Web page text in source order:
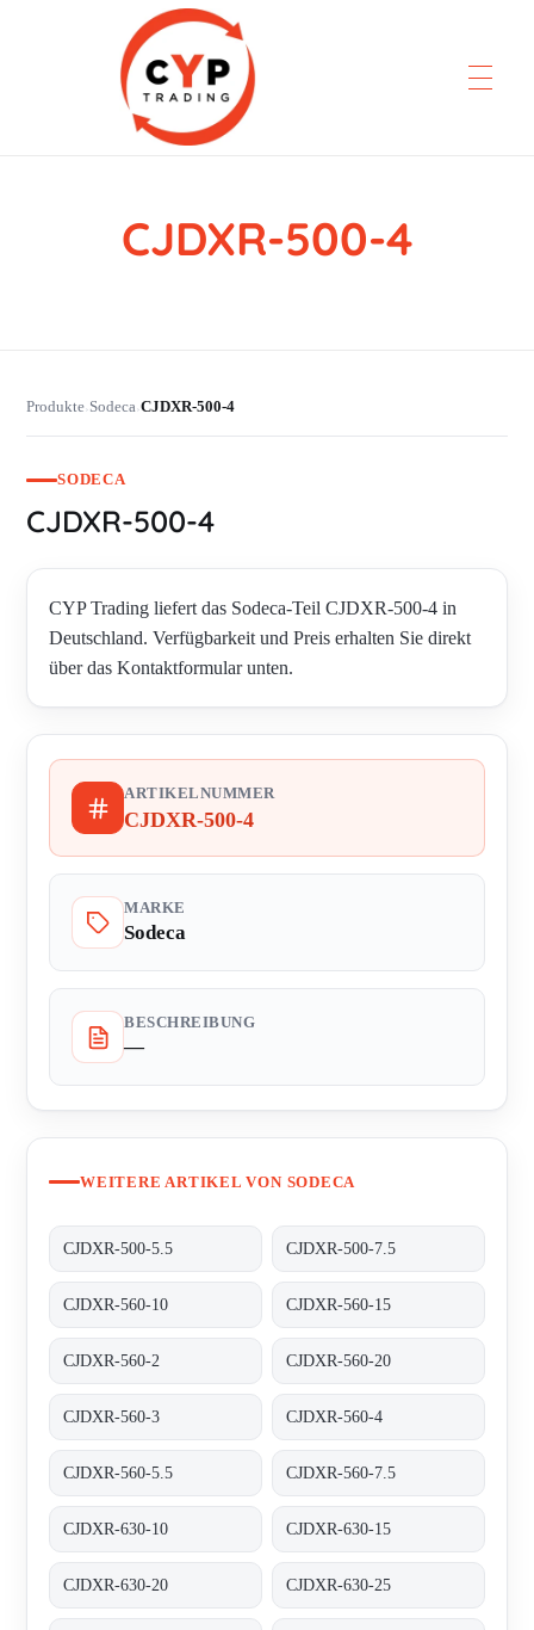
CYP Trading
Professionelle Ersatzteilbeschaffung
CJDXR-500-4
Produkte›Sodeca›CJDXR-500-4
SODECA
CJDXR-500-4
CYP Trading liefert das Sodeca-Teil CJDXR-500-4 in
Deutschland. Verfügbarkeit und Preis erhalten Sie direkt
über das Kontaktformular unten.
ARTIKELNUMMER
CJDXR-500-4
MARKE
Sodeca
BESCHREIBUNG
—
WEITERE ARTIKEL VON SODECA
CJDXR-500-5.5 CJDXR-500-7.5
CJDXR-560-10 CJDXR-560-15
CJDXR-560-2 CJDXR-560-20
CJDXR-560-3 CJDXR-560-4
CJDXR-560-5.5 CJDXR-560-7.5
CJDXR-630-10 CJDXR-630-15
CJDXR-630-20 CJDXR-630-25